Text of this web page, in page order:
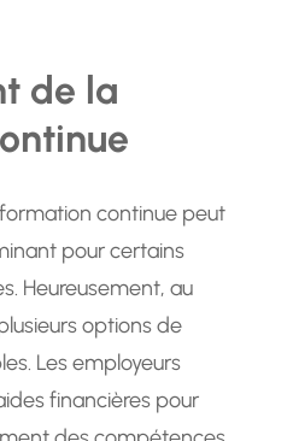
de la
continue peut
pour certains
Heureusement, au
options de
Les employeurs
financières pour